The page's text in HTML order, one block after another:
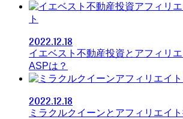
ト
2022.12.18
イエベスト不動産投資とアフィリ
ASPは？
2022.12.18
ミラクルクイーンとアフィリエイ